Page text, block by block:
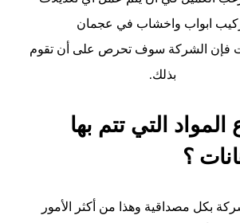
ابواب واخشاب في عجمان
فإن الشركة سوف تحرص على أن تقوم
بذلك.
التي تتم بها
؟
بكل مصداقية وهذا من أكثر الأمور